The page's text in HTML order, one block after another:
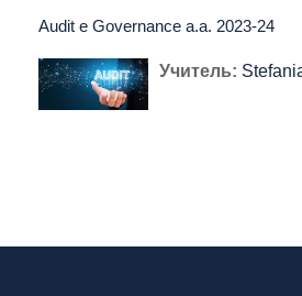
Audit e Governance a.a. 2023-24
Учитель: